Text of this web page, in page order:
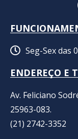
Seg-Sex das
ENDEREÇO E
Av. Feliciano
25963-083.
(21) 2742-3352​